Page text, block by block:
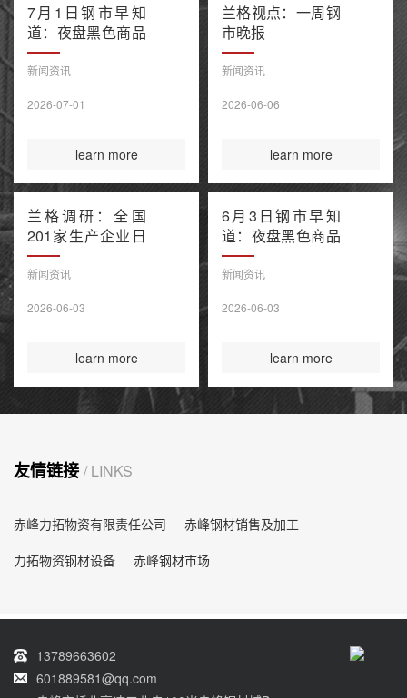
7月1日钢市早知
道：夜盘黑色商品
窄幅波动 上半年
百强房企销售额降
钢铁保障新规今起
新闻资讯
2026-07-01
learn more
兰格视点：一周钢
市晚报
新闻资讯
2026-06-06
learn more
兰格调研：全国
201家生产企业日
均铁水产量环比上
升（6月3日）
新闻资讯
2026-06-03
learn more
6月3日钢市早知
道：夜盘黑色商品
多数收涨 IEA警告
全球石油库存或于
国际煤炭投资创14
新闻资讯
2026-06-03
learn more
友情链接 / LINKS
赤峰力拓物资有限责任公司
赤峰钢材销售及加工
力拓物资钢材设备
赤峰钢材市场
13789663602
601889581@qq.com